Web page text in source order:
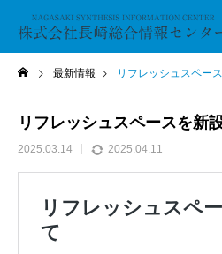
最新情報 リフレッシュスペー
リフレッシュスペースを新
2025.03.14 2025.04.11